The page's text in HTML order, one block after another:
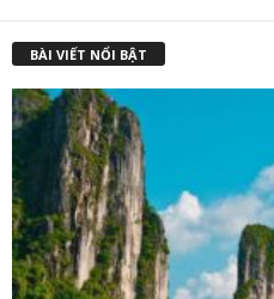
BÀI VIẾT NỔI BẬT